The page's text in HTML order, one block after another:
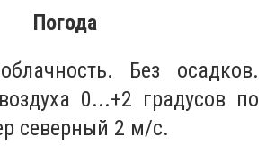
Погода
Без осадков.
0...+2 градусов по
северный 2 м/с.